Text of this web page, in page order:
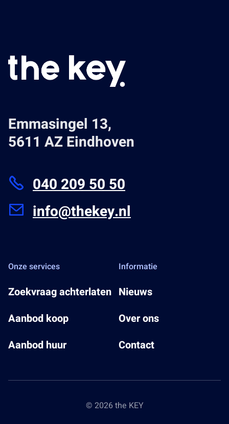
Emmasingel 13,
5611 AZ Eindhoven
040 209 50 50
info@thekey.nl
Onze services
Zoekvraag achterlaten
Aanbod koop
Aanbod huur
Informatie
Nieuws
Over ons
Contact
© 2026 the KEY